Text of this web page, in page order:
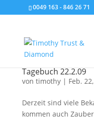
0049 163 - 846 26 71
Tagebuch 22.2.09
von timothy| Feb.
Derzeit sind viele
kommen auch